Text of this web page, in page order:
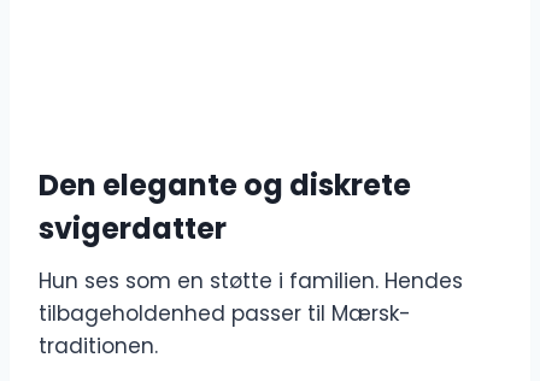
Den elegante og diskrete
svigerdatter
Hun ses som en støtte i familien. Hendes
tilbageholdenhed passer til Mærsk-
traditionen.